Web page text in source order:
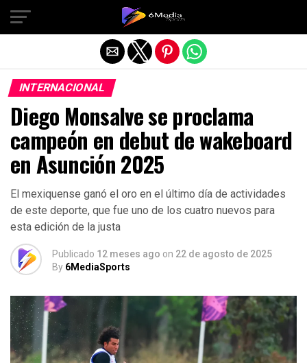
INTERNACIONAL
Diego Monsalve se proclama
campeón en debut de wakeboard
en Asunción 2025
El mexiquense ganó el oro en el último día de actividades
de este deporte, que fue uno de los cuatro nuevos para
esta edición de la justa
Publicado 12 meses ago on 22 de agosto de 2025
By 6MediaSports
Salir de la versión móvil